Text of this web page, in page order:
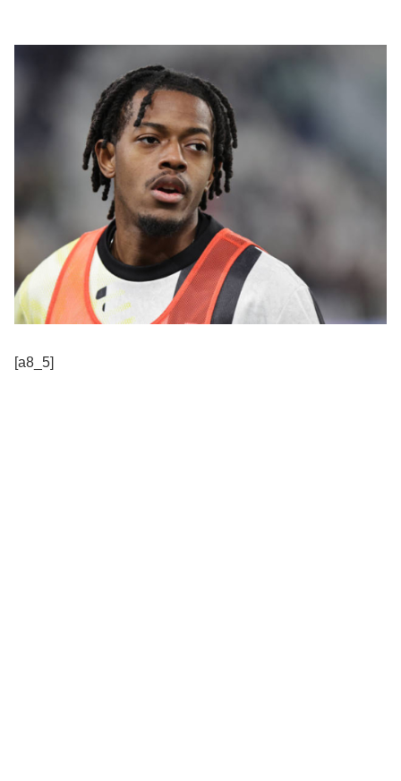
[a8_5]